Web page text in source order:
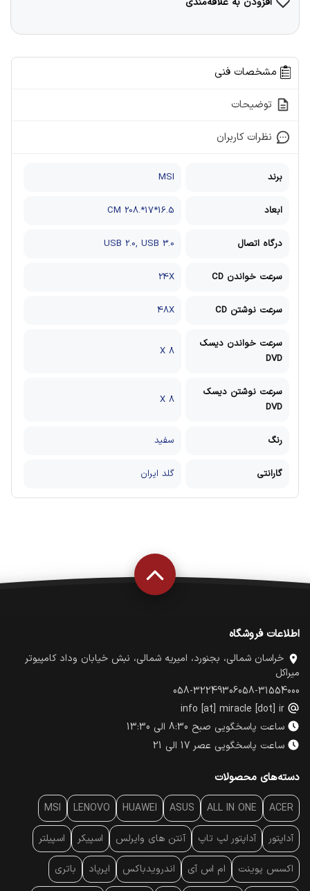
مشخصات فنی
توضیحات
نظرات کاربران
برند MSI
ابعاد 16.5*17*.208 CM
درگاه اتصال USB 2.0, USB 3.0
سرعت خواندن CD 24X
سرعت نوشتن CD 48X
سرعت خواندن دیسک
DVD
8 X
سرعت نوشتن دیسک
DVD
8 X
رنگ سفید
گارانتی گلد ایران
اطلاعات فروشگاه
خراسان شمالی، بجنورد، امیریه شمالی، نبش خیابان وداد کامپیوتر
میراکل
058-31554000
058-32249306
info [at] miracle [dot] ir
ساعت پاسخگویی صبح 8:30 الی 13:30
ساعت پاسخگویی عصر 17 الی 21
دسته‌های محصولات
ACER
ALL IN ONE
ASUS
HUAWEI
LENOVO
MSI
آداپتور آداپتور لپ تاپ آنتن‌ های وایرلس اسپیکر اسپیلتر
اکسس پوینت ام اس آی اندرویدباکس ایرپاد باتری